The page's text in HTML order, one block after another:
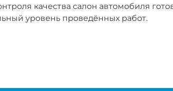
качества салон автомобиля
уровень проведённых работ.